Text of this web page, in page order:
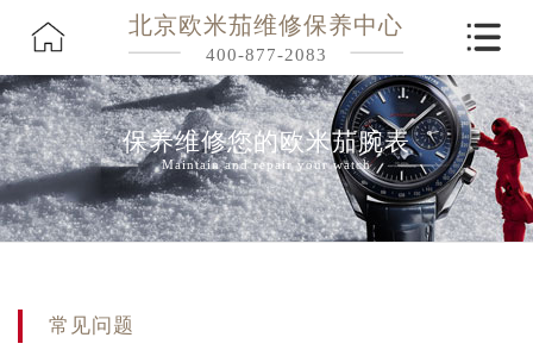
北京欧米茄维修保养中心
400-877-2083
保养维修您的欧米茄腕表
Maintain and repair your watch
常见问题